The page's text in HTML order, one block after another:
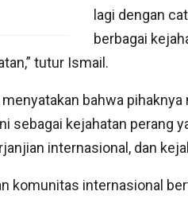
lagi dengan
berbagai
tutur Ismail.
bahwa
sebagai kejahatan perang
internasional, dan
komunitas internasional